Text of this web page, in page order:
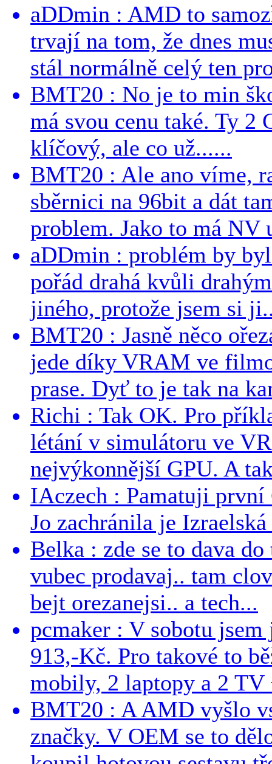
aDDmin : AMD to
trvají na tom, že dnes
stál normálně celý ten
BMT20 : No je to min
má svou cenu také. Ty 2
klíčový, ale co už......
BMT20 : Ale ano víme,
sběrnici na 96bit a dát
problem. Jako to má NV
aDDmin : problém by
pořád drahá kvůli
jiného, protože jsem si
BMT20 : Jasně něco
jede díky VRAM ve
prase. Dyť to je tak na
Richi : Tak OK. Pro
létání v simulátoru ve
nejvýkonnější GPU. A
IAczech : Pamatuji první
Jo zachránila je
Belka : zde se to dava
vubec prodavaj.. tam
bejt orezanejsi.. a tech...
pcmaker : V sobotu
913,-Kč. Pro takové to
mobily, 2 laptopy a 2 TV
BMT20 : A AMD vyšlo
značky. V OEM se to